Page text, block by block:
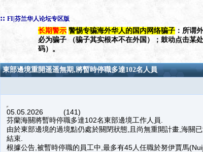
:: FI|芬兰华人论坛专区版
长期警示 警惕专骗海外华人的国内网络骗子 ：所谓
必为骗子 （骗子其实根本不在外国）；鼓动点击某
码）。
東部邊境重開遥遥無期,將暫時停職多達102名人員
05.05.2026 (141)
芬蘭海關將暫時停職多達102名東部邊境工作人員.
由於東部邊境的過境點仍處於關閉狀態,且尚無重開計畫,海關
結束.
根據公告,被暫時停職的員工中,最多有45人任職於努伊賈馬